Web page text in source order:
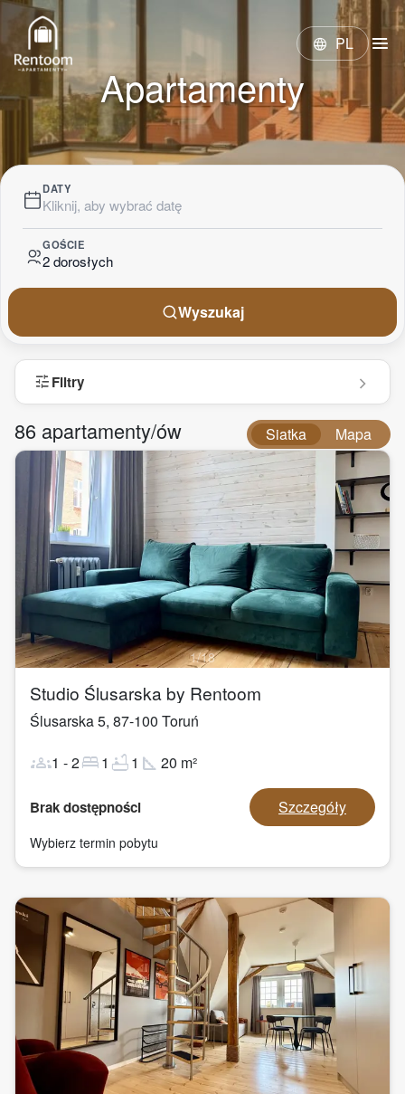
language PL menu
Apartamenty
DATY
Kliknij, aby wybrać datę
GOŚCIE
2 dorosłych
Wyszukaj
tuneFiltry
86 apartamenty/ów Siatka Mapa
1/18
Studio Ślusarska by Rentoom
Ślusarska 5, 87-100 Toruń
groups1 -2bed1 bathtub1 square_foot 20 m²
Brak dostępności Szczegóły
Wybierz termin pobytu